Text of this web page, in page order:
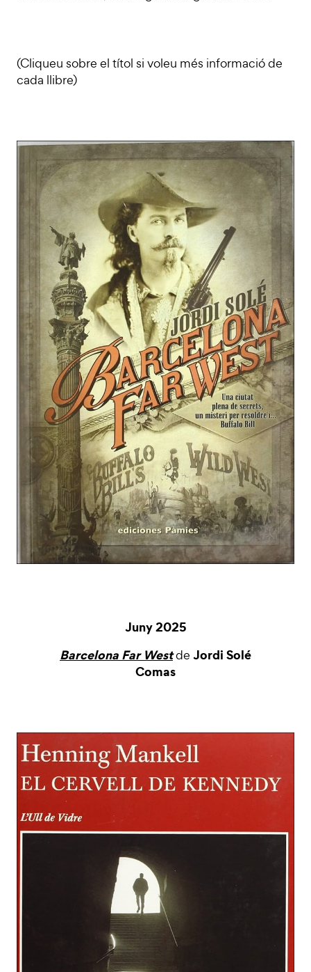
(Cliqueu sobre el títol si voleu més informació de
cada llibre)
Juny 2025
Barcelona Far Westde Jordi Solé
Comas